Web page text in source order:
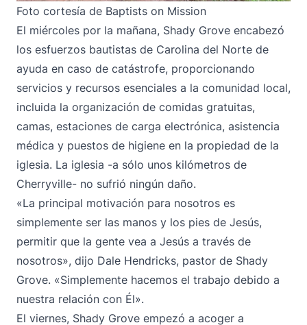
Foto cortesía de Baptists on Mission
El miércoles por la mañana, Shady Grove encabezó
los esfuerzos bautistas de Carolina del Norte de
ayuda en caso de catástrofe, proporcionando
servicios y recursos esenciales a la comunidad local,
incluida la organización de comidas gratuitas,
camas, estaciones de carga electrónica, asistencia
médica y puestos de higiene en la propiedad de la
iglesia. La iglesia -a sólo unos kilómetros de
Cherryville- no sufrió ningún daño.
«La principal motivación para nosotros es
simplemente ser las manos y los pies de Jesús,
permitir que la gente vea a Jesús a través de
nosotros», dijo Dale Hendricks, pastor de Shady
Grove. «Simplemente hacemos el trabajo debido a
nuestra relación con Él».
El viernes, Shady Grove empezó a acoger a